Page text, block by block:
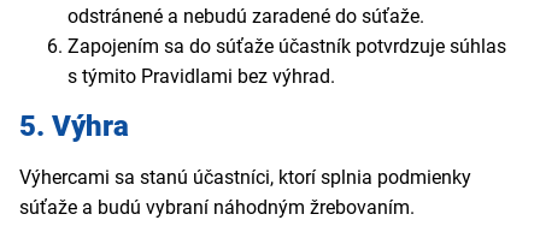
odstránené a nebudú zaradené do súťaže.
Zapojením sa do súťaže účastník potvrdzuje súhlas
s týmito Pravidlami bez výhrad.
5. Výhra
Výhercami sa stanú účastníci, ktorí splnia podmienky
súťaže a budú vybraní náhodným žrebovaním.